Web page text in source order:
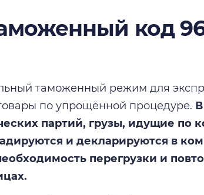
код
таможенный режим для
по упрощённой процедуре.
партий, грузы, идущие по
и декларируются в
перегрузки и